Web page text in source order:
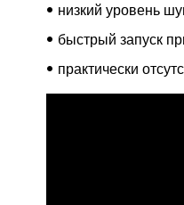
низкий уровень
быстрый запуск
практически